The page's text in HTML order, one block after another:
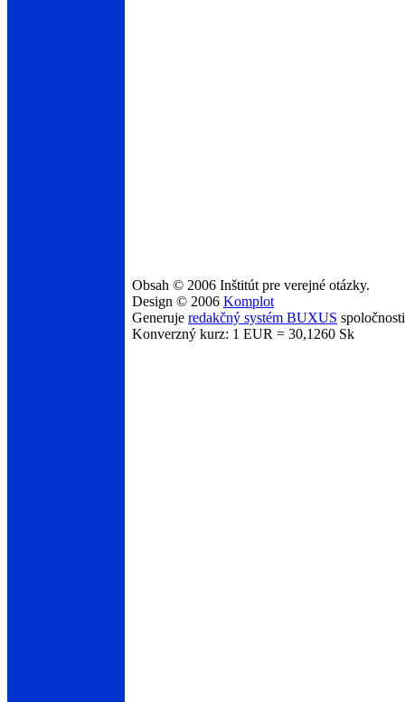
Obsah © 2006 Inštitút pre verejné otázky.
Design © 2006 Komplot
Generuje redakčný systém BUXUS
Konverzný kurz: 1 EUR = 30,1260 Sk